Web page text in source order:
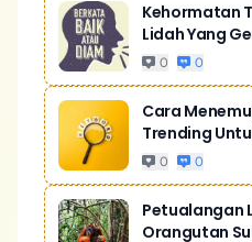
Kehormatan
Lidah Yang
0 0
Cara
Trending
0 0
Petualangan
Orangutan